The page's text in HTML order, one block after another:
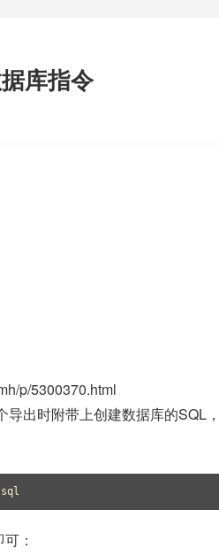
库指令
p/5300370.html
出时附带上创建数据库的SQL
：